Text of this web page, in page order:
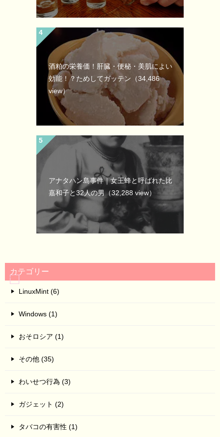
酒粕の栄養価！肝臓・便秘・美肌によい
効能！？ためしてガッテン （34,486
view）
アナタハン島事件｜女王蜂と呼ばれた比
嘉和子と32人の男（32,288 view）
カテゴリー
LinuxMint (6)
Windows (1)
おそロシア (1)
その他 (35)
わいせつ行為 (3)
ガジェット (2)
タバコの有害性 (1)